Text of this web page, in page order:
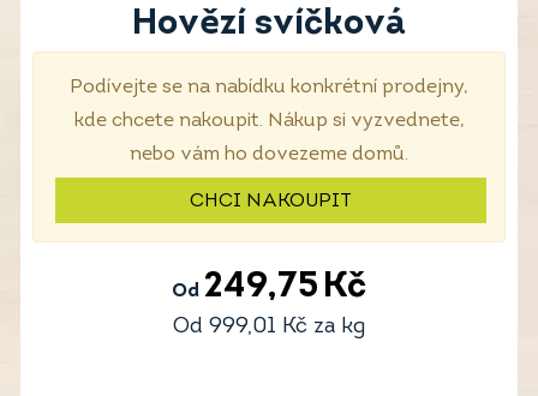
Hovězí svíčková
Podívejte se na nabídku konkrétní prodejny,
kde chcete nakoupit. Nákup si vyzvednete,
nebo vám ho dovezeme domů.
CHCI NAKOUPIT
Od 249,75 Kč
Od 999,01 Kč za kg